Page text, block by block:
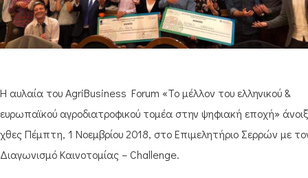
Η αυλαία του AgriBusiness Forum «Το μέλλον του ελληνικού &
ευρωπαϊκού αγροδιατροφικού τομέα στην ψηφιακή εποχή»
χθες Πέμπτη, 1 Νοεμβρίου 2018, στο Επιμελητήριο Σερρών με
Διαγωνισμό Καινοτομίας – Challenge.